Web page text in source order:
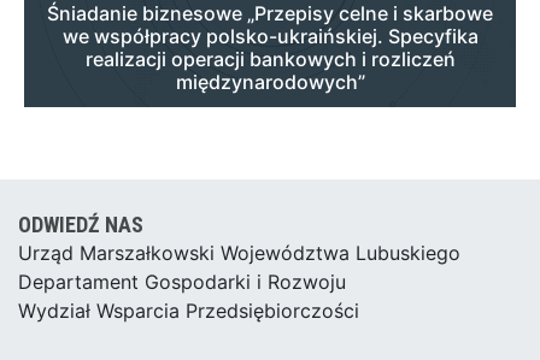
Śniadanie biznesowe „Przepisy celne i skarbowe
we współpracy polsko-ukraińskiej. Specyfika
realizacji operacji bankowych i rozliczeń
międzynarodowych”
ODWIEDŹ NAS
Urząd Marszałkowski Województwa Lubuskiego
Departament Gospodarki i Rozwoju
Wydział Wsparcia Przedsiębiorczości